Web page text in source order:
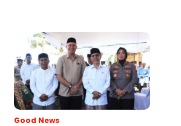
Good News